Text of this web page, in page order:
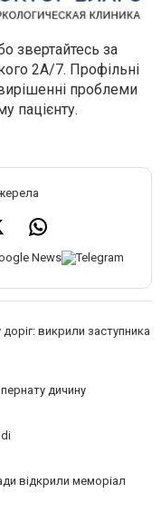
звертайтесь за
2А/7. Профільні
проблеми
пацієнту.
викрили заступника
дичину
відкрили меморіал